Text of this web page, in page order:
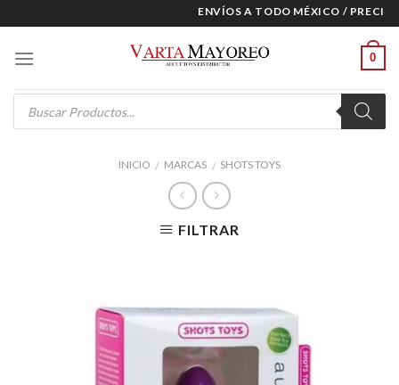
to
content
ENVÍOS A TODO MÉXICO / PRECIOS
0
Products
search
INICIO / MARCAS / SHOTS TOYS
FILTRAR